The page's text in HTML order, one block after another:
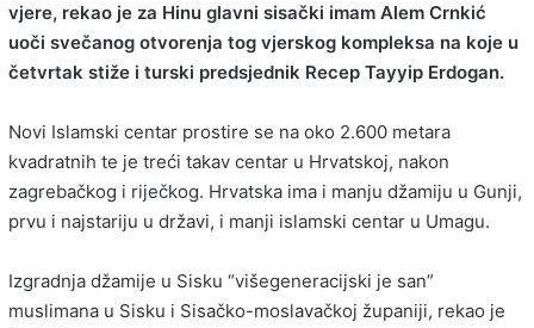
vjere, rekao je za Hinu glavni sisački imam Alem Crnkić
uoči svečanog otvorenja tog vjerskog kompleksa na koje u
četvrtak stiže i turski predsjednik Recep Tayyip Erdogan.
Novi Islamski centar prostire se na oko 2.600 metara
kvadratnih te je treći takav centar u Hrvatskoj, nakon
zagrebačkog i riječkog. Hrvatska ima i manju džamiju u Gunji,
prvu i najstariju u državi, i manji islamski centar u Umagu.
Izgradnja džamije u Sisku “višegeneracijski je san”
muslimana u Sisku i Sisačko-moslavačkoj županiji, rekao je